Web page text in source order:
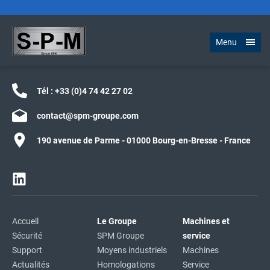
Menu
Tél : +33 (0)4 74 42 27 02
contact@spm-groupe.com
190 avenue de Parme - 01000 Bourg-en-Bresse - France
Accueil
Sécurité
Support
Actualités
Le Groupe
SPM Groupe
Moyens industriels
Homologations
Machines et
service
Machines
Service